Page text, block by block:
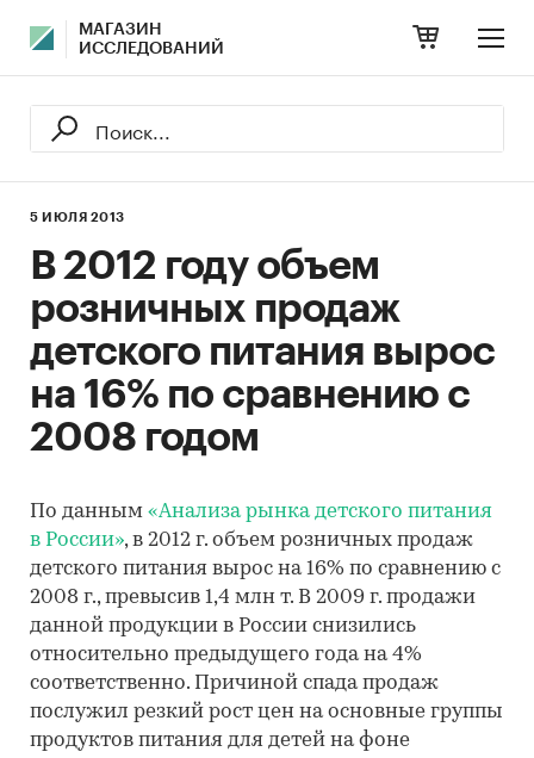
МАГАЗИН
ИССЛЕДОВАНИЙ
5 ИЮЛЯ 2013
В 2012 году объем
розничных продаж
детского питания вырос
на 16% по сравнению с
2008 годом
По данным «Анализа рынка детского питания
в России», в 2012 г. объем розничных продаж
детского питания вырос на 16% по сравнению с
2008 г., превысив 1,4 млн т. В 2009 г. продажи
данной продукции в России снизились
относительно предыдущего года на 4%
соответственно. Причиной спада продаж
послужил резкий рост цен на основные группы
продуктов питания для детей на фоне